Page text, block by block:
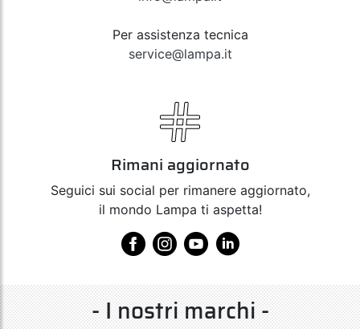
Per assistenza tecnica
service@lampa.it
Rimani aggiornato
Seguici sui social per rimanere aggiornato,
il mondo Lampa ti aspetta!
- I nostri marchi -